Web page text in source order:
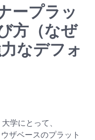
ープラッ
方（なぜ
なデフォ
学にとって、
ザベースのプラット